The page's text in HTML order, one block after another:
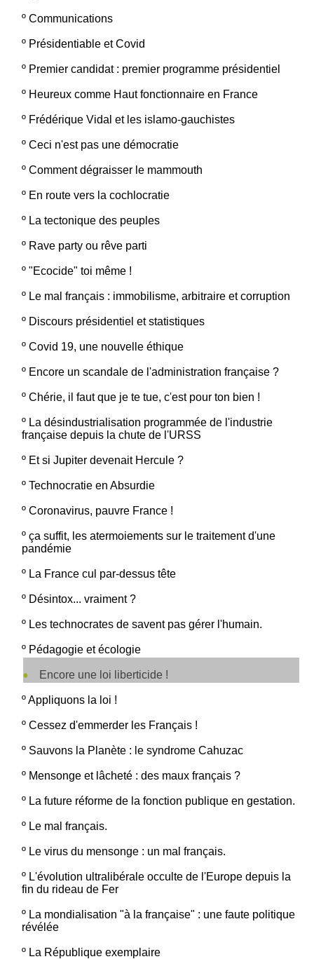
º Communications
º Présidentiable et Covid
º Premier candidat : premier programme présidentiel
º Heureux comme Haut fonctionnaire en France
º Frédérique Vidal et les islamo-gauchistes
º Ceci n'est pas une démocratie
º Comment dégraisser le mammouth
º En route vers la cochlocratie
º La tectonique des peuples
º Rave party ou rêve parti
º "Ecocide" toi même !
º Le mal français : immobilisme, arbitraire et corruption
º Discours présidentiel et statistiques
º Covid 19, une nouvelle éthique
º Encore un scandale de l'administration française ?
º Chérie, il faut que je te tue, c'est pour ton bien !
º La désindustrialisation programmée de l'industrie
française depuis la chute de l'URSS
º Et si Jupiter devenait Hercule ?
º Technocratie en Absurdie
º Coronavirus, pauvre France !
º ça suffit, les atermoiements sur le traitement d'une
pandémie
º La France cul par-dessus tête
º Désintox... vraiment ?
º Les technocrates de savent pas gérer l'humain.
º Pédagogie et écologie
Encore une loi liberticide !
ºAppliquons la loi !
º Cessez d'emmerder les Français !
º Sauvons la Planète : le syndrome Cahuzac
º Mensonge et lâcheté : des maux français ?
º La future réforme de la fonction publique en gestation.
º Le mal français.
º Le virus du mensonge : un mal français.
º L'évolution ultralibérale occulte de l'Europe depuis la
fin du rideau de Fer
º La mondialisation "à la française" : une faute politique
révélée
º La République exemplaire